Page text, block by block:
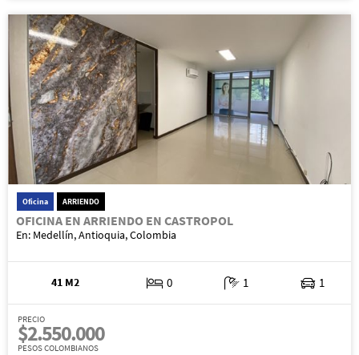
Oficina ARRIENDO
OFICINA EN ARRIENDO EN CASTROPOL
En: Medellín, Antioquia, Colombia
41 M2 0 1 1
PRECIO
$2.550.000
PESOS COLOMBIANOS